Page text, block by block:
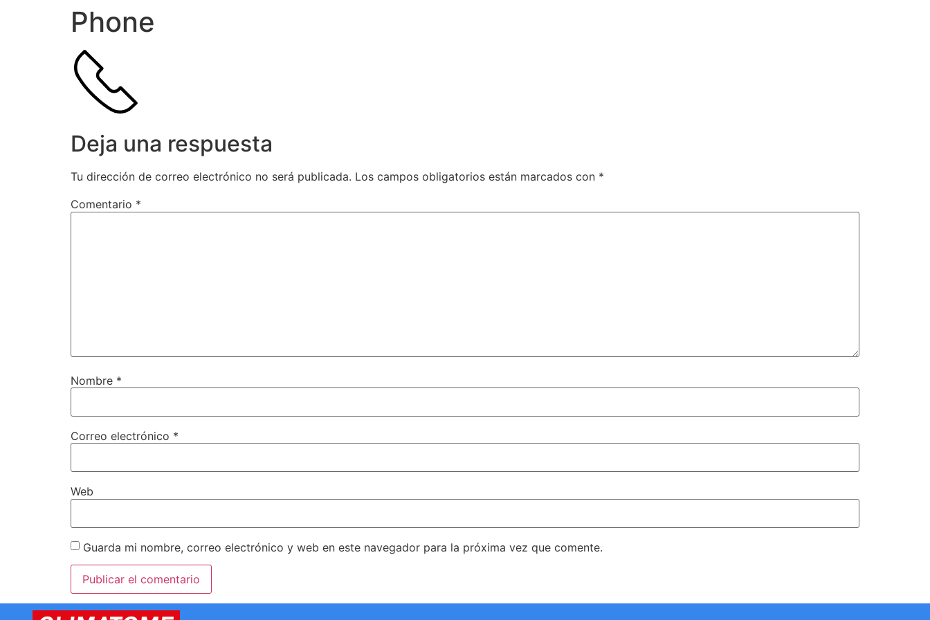
Phone
Deja una respuesta
Tu dirección de correo electrónico no será publicada. Los campos obligatorios están marcados con *
Comentario *
Nombre *
Correo electrónico *
Web
Guarda mi nombre, correo electrónico y web en este navegador para la próxima vez que comente.